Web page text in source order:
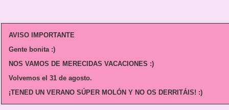
AVISO IMPORTANTE
Gente bonita :)
NOS VAMOS DE MERECIDAS VACACIONES :)
Volvemos el 31 de agosto.
¡TENED UN VERANO SÚPER MOLÓN Y NO OS DERRITÁIS! :)